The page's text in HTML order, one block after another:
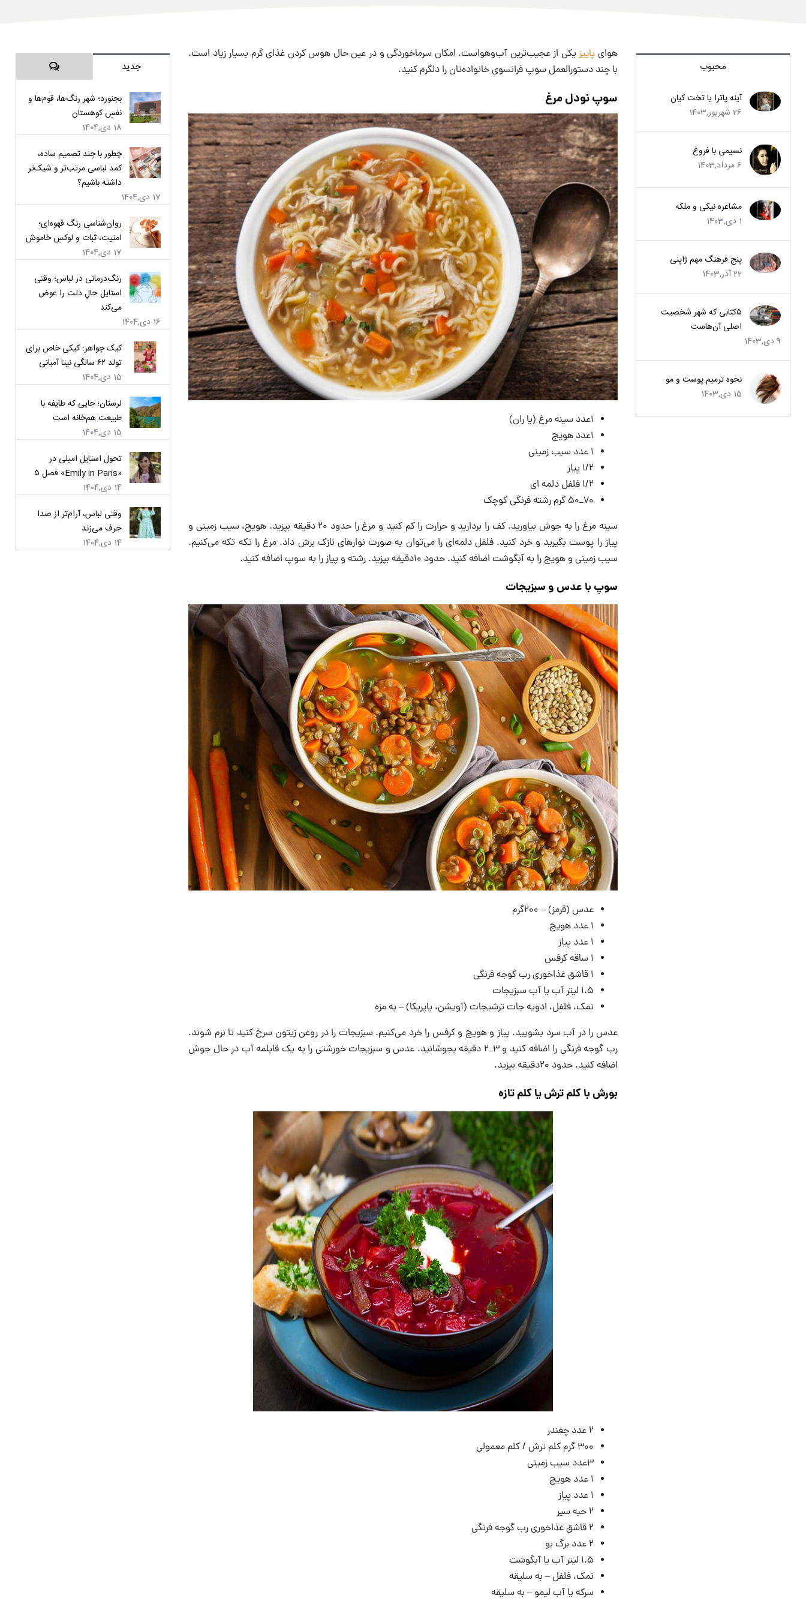
محبوب
آینه پاترا یا تخت کیان
26 شهریور,1403
نسیمی با فروغ
6 مرداد,1403
مشاعره نیکی و ملکه
1 دی,1403
پنج فرهنگ مهم ژاپنی
22 آذر,1403
۵کتابی که شهر شخصیت
اصلی آن‌هاست
9 دی,1403
نحوه ترمیم پوست و مو
15 دی,1403
هوای پاییزیکی از عجیب‌ترین آب‌وهواست. امکان سرماخوردگی و در عین حال هوس کردن غذای گرم بسیار زیاد است.
با چند دستورالعمل سوپ فرانسوی خانواده‌تان را دلگرم کنید.
سوپ نودل مرغ
۱عدد سینه مرغ (یا ران)
۱عدد هویج
۱ عدد سیب زمینی
۱/۲ پیاز
۱/۲ فلفل دلمه ای
۷۰_۵۰ گرم رشته فرنگی کوچک
سینه مرغ را به جوش بیاورید. کف را بردارید و حرارت را کم کنید و مرغ را حدود ۲۰ دقیقه بپزید. هویج، سیب زمینی و
پیاز را پوست بگیرید و خرد کنید. فلفل دلمه‌ای را می‌توان به صورت نوارهای نازک برش داد. مرغ را تکه تکه می‌کنیم.
سیب زمینی و هویج را به آبگوشت اضافه کنید. حدود ۱۰دقیقه بپزید. رشته و پیاز را به سوپ اضافه کنید.
سوپ با عدس و سبزیجات
عدس (قرمز) – ۲۰۰گرم
۱ عدد هویج
۱ عدد پیاز
۱ ساقه کرفس
۱ قاشق غذاخوری رب گوجه فرنگی
۱.۵ لیتر آب یا آب سبزیجات
نمک، فلفل، ادویه جات ترشیجات (آویشن، پاپریکا) – به مزه
عدس را در آب سرد بشویید. پیاز و هویج و کرفس را خرد می‌کنیم. سبزیجات را در روغن زیتون سرخ کنید تا نرم شوند.
رب گوجه فرنگی را اضافه کنید و ۳_۲ دقیقه بجوشانید. عدس و سبزیجات خورشتی را به یک قابلمه آب در حال جوش
اضافه کنید. حدود ۲۰دقیقه بپزید.
بورش با کلم ترش یا کلم تازه
۲ عدد چغندر
۳۰۰ گرم کلم ترش / کلم معمولی
۳عدد سیب زمینی
۱ عدد هویج
۱ عدد پیاز
۲ حبه سیر
۲ قاشق غذاخوری رب گوجه فرنگی
۲ عدد برگ بو
۱.۵ لیتر آب یا آبگوشت
نمک، فلفل – به سلیقه
سرکه یا آب لیمو – به سلیقه
جدید دیدگاه‌ها
بجنورد؛ شهر رنگ‌ها، قوم‌ها و
نفسِ کوهستان
18 دی,1404
چطور با چند تصمیم ساده،
کمد لباسی مرتب‌تر و شیک‌تر
داشته باشیم؟
17 دی,1404
روان‌شناسی رنگ قهوه‌ای؛
امنیت، ثبات و لوکسِ خاموش
17 دی,1404
رنگ‌درمانی در لباس؛ وقتی
استایل حالِ دلت را عوض
می‌کند
16 دی,1404
کیک جواهر: کیکی خاص برای
تولد ۶۲ سالگی نیتا آمبانی
15 دی,1404
لرستان؛ جایی که طایفه با
طبیعت هم‌خانه است
15 دی,1404
تحول استایل امیلی در
«Emily in Paris» فصل ۵
14 دی,1404
وقتی لباس، آرام‌تر از صدا
حرف می‌زند
14 دی,1404